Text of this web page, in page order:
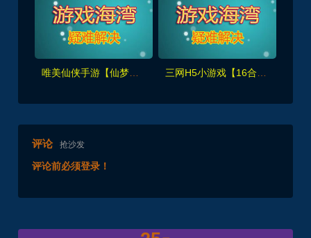
唯美仙侠手游【仙梦奇缘之纪元仙途平台币内购跨服版】最新单机版+GM管理里后台+手工外网教程 三网H5小游戏【16合1】解压既玩,休闲娱乐+安装使用视频教程
评论 抢沙发
评论前必须登录！